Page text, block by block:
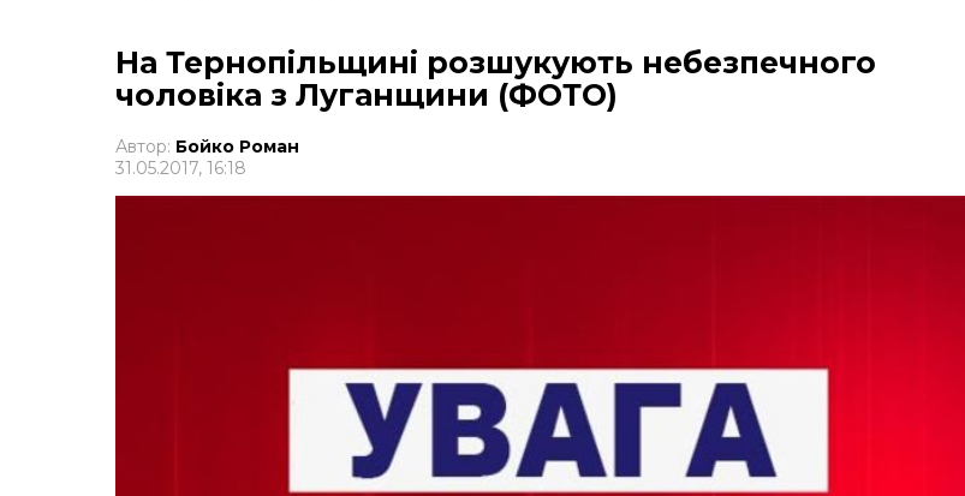
На Тернопільщині розшукують небезпечного
чоловіка з Луганщини (ФОТО)
Автор: Бойко Роман
31.05.2017, 16:18